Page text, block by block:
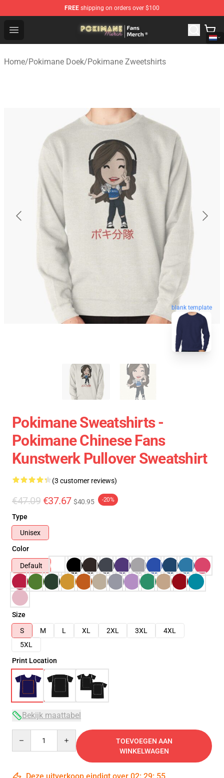
FREE shipping on orders over $100
Open menu
Pokimane Store - Official Pokimane Merchandise Shop
Home/Pokimane Doek/Pokimane Zweetshirts
blank template
Pokimane Sweatshirts -
Pokimane Chinese Fans
Kunstwerk Pullover Sweatshirt
(3 customer reviews)
€47.09 €37.67 $40.95 -20%
Type
Unisex
Color
Default
Size
S
M L XL 2XL 3XL
4XL
5XL
Print Location
Bekijk maattabel
TOEVOEGEN AAN
WINKELWAGEN